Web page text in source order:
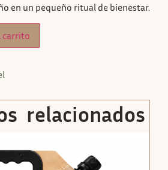
en un pequeño ritual de bienestar.
carrito
relacionados